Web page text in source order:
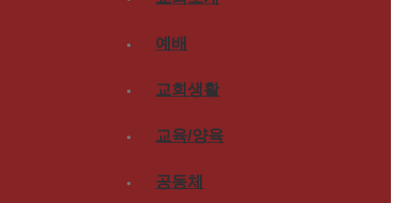
예배
교회생활
교육/양육
공동체